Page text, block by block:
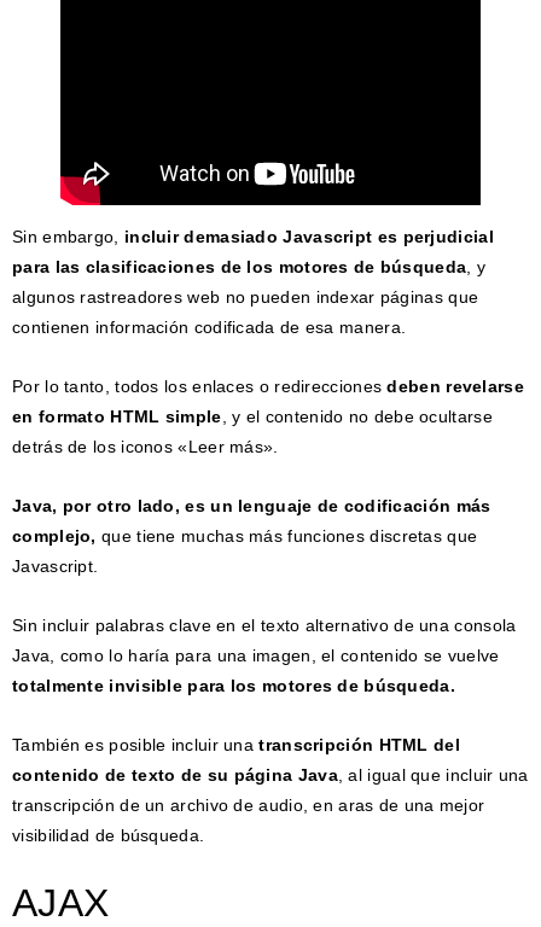
Sin embargo, incluir demasiado Javascript es perjudicial
para las clasificaciones de los motores de búsqueda , y
algunos rastreadores web no pueden indexar páginas que
contienen información codificada de esa manera.
Por lo tanto, todos los enlaces o redireccionesdeben revelarse
en formato HTML simple , y el contenido no debe ocultarse
detrás de los iconos «Leer más».
Java, por otro lado, es un lenguaje de codificación más
complejo, que tiene muchas más funciones discretas que
Javascript.
Sin incluir palabras clave en el texto alternativo de una consola
Java, como lo haría para una imagen, el contenido se vuelve
totalmente invisible para los motores de búsqueda.
También es posible incluir unatranscripción HTML del
contenido de texto de su página Java, al igual que incluir una
transcripción de un archivo de audio, en aras de una mejor
visibilidad de búsqueda.
AJAX